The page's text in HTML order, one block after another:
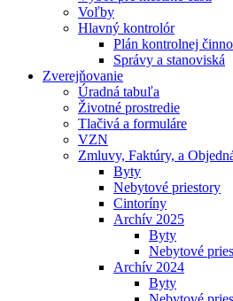
Voľby
Hlavný kontrolór
Plán kontrolnej
Správy a stanoviská
Zverejňovanie
Úradná tabuľa
Životné prostredie
Tlačivá a formuláre
VZN
Zmluvy, Faktúry, a
Byty
Nebytové priestory
Cintoríny
Archív 2025
Byty
Nebytové
Archív 2024
Byty